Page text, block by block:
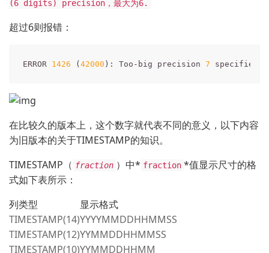
(6 digits) precision，最大为6.
超过6则报错：
ERROR 1426 (42000 ): Too-big precision 7 specified
在比较久的版本上，这个数字就代表不同的意义，以下内容
为旧版本的关于TIMESTAMP的知识。
TIMESTAMP（ fraction ）中* fraction *值显示尺寸的格
式如下表所示：
列类型
显示格式
TIMESTAMP(14)YYYYMMDDHHMMSS
TIMESTAMP(12)YYMMDDHHMMSS
TIMESTAMP(10)YYMMDDHHMM